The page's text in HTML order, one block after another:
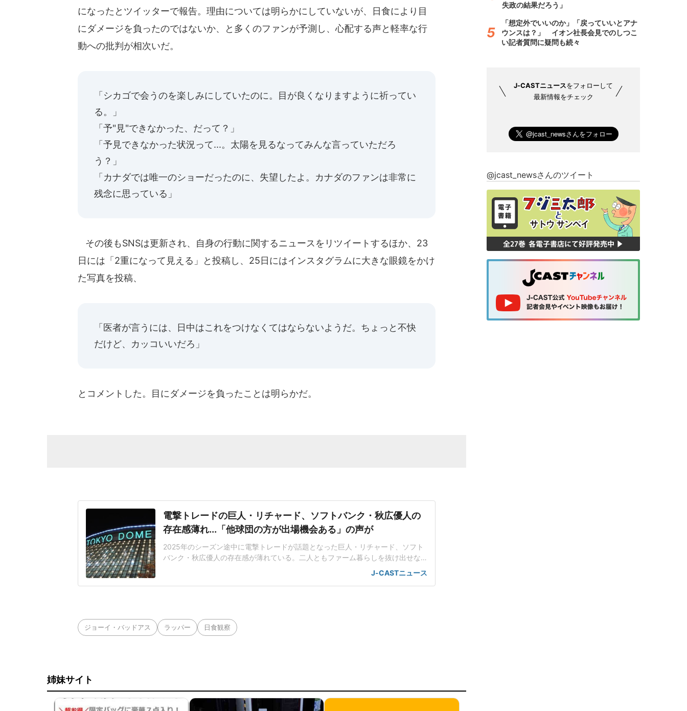
になったとツイッターで報告。理由については明らかにしていないが、日食により目
にダメージを負ったのではないか、と多くのファンが予測し、心配する声と軽率な行
動への批判が相次いだ。
「シカゴで会うのを楽しみにしていたのに。目が良くなりますように祈ってい
る。」
「予"見"できなかった、だって？」
「予見できなかった状況って...。太陽を見るなってみんな言っていただろ
う？」
「カナダでは唯一のショーだったのに、失望したよ。カナダのファンは非常に
残念に思っている」
その後もSNSは更新され、自身の行動に関するニュースをリツイートするほか、23
日には「2重になって見える」と投稿し、25日にはインスタグラムに大きな眼鏡をかけ
た写真を投稿、
「医者が言うには、日中はこれをつけなくてはならないようだ。ちょっと不快
だけど、カッコいいだろ」
とコメントした。目にダメージを負ったことは明らかだ。
電撃トレードの巨人・リチャード、ソフトバンク・秋広優人の
存在感薄れ...「他球団の方が出場機会ある」の声が
2025年のシーズン途中に電撃トレードが話題となった巨人・リチャード、ソフト
バンク・秋広優人の存在感が薄れている。二人ともファーム暮らしを抜け出せな
いリチャードはソフトバンク在籍時にウエスタン・リーグで5年連続本塁打王に輝
いた長打力を評価され、秋広優人、大江竜聖と2対1のトレードで25年5月に巨人に
J-CASTニュース
ジョーイ・バッドアス ラッパー 日食観察
姉妹サイト
失政の結果だろう」
「想定外でいいのか」「戻っていいとアナ
ウンスは？」 イオン社長会見でのしつこ
い記者質問に疑問も続々
J-CASTニュースをフォローして
最新情報をチェック
@jcast_newsさんのツイート